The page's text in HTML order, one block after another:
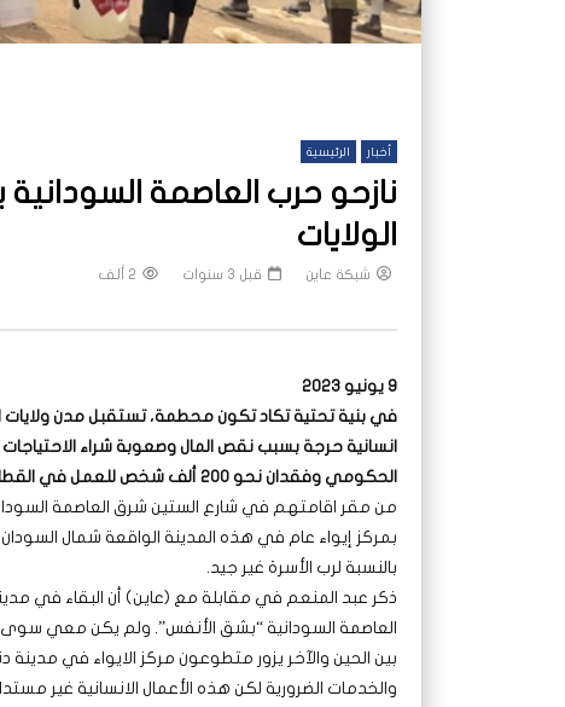
أخبار الرئيسية
نازحو حرب العاصمة
الولايات
شبكة عاين قبل 3 سنوات 2 ألف
9 يونيو 2023
في بنية تحتية تكاد تكون محطمة، تستقبل مدن
انسانية حرجة بسبب نقص المال وصعوبة شراء
الحكومي وفقدان نحو 200 ألف شخص للعمل في القطاع الخاص بسبب الحرب.
من مقر اقامتهم في شارع الستين شرق العاصمة
بمركز إيواء عام في هذه المدينة الواقعة شمال
بالنسبة لرب الأسرة غير جيد.
ذكر عبد المنعم في مقابلة مع (عاين) أن البقاء في
العاصمة السودانية “بشق الأنفس”. ولم يكن معي سوى
بين الحين والآخر يزور متطوعون مركز الايواء في مدينة
والخدمات الضرورية لكن هذه الأعمال الانسانية غير